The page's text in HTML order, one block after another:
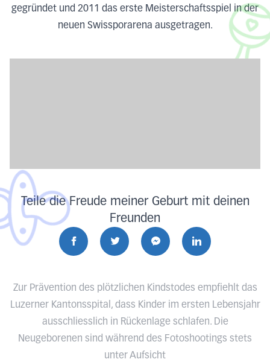
gegründet und 2011 das erste Meisterschaftsspiel in der
neuen Swissporarena ausgetragen.
Teile die Freude meiner Geburt mit deinen
Freunden
Zur Prävention des plötzlichen Kindstodes empfiehlt das
Luzerner Kantonsspital, dass Kinder im ersten Lebensjahr
ausschliesslich in Rückenlage schlafen. Die
Neugeborenen sind während des Fotoshootings stets
unter Aufsicht